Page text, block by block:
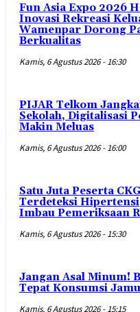
Fun Asia Expo 2026
Inovasi Rekreasi
Wamenpar Dorong
Berkualitas
Kamis, 6 Agustus 2026 - 16:30
PIJAR Telkom
Sekolah, Digitalisasi
Makin Meluas
Kamis, 6 Agustus 2026 - 16:00
Satu Juta Peserta
Terdeteksi
Imbau Pemeriksaan
Kamis, 6 Agustus 2026 - 15:30
Jangan Asal Minum!
Tepat Konsumsi
Kamis, 6 Agustus 2026 - 15:15